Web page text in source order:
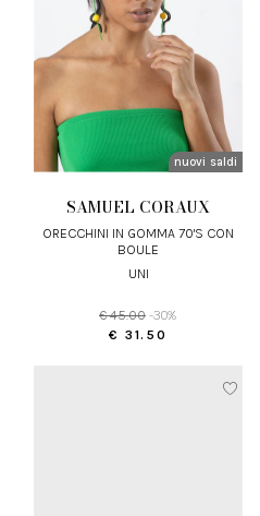
nuovi arrivi
saldi
SAMUEL CORAUX
ORECCHINI IN GOMMA 70'S CON
BOULE
UNI
€ 45.00 -30%
€ 31.50